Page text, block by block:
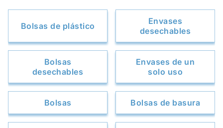
Bolsas de plástico
Envases
desechables
Bolsas
desechables
Envases de un
solo uso
Bolsas Bolsas de basura